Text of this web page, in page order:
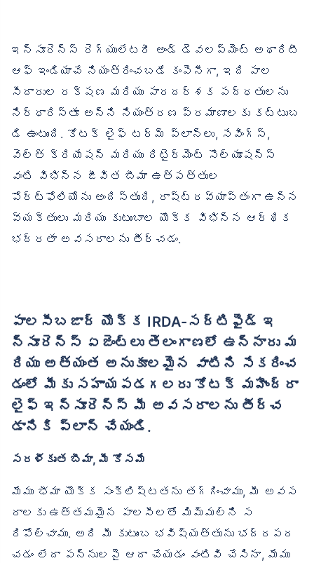
ఇన్సూరెన్స్ రెగ్యులేటరీ అండ్ డెవలప్‌మెంట్ అథారిటీ
ఆఫ్ ఇండియాచే నియంత్రించబడే కంపెనీగా, ఇది పాల
సీదారుల రక్షణ మరియు పారదర్శక పద్ధతులను
నిర్ధారిస్తూ అన్ని నియంత్రణ ప్రమాణాలకు కట్టుబ
డి ఉంటుంది. కోటక్ లైఫ్ టర్మ్ ప్లాన్‌లు, సేవింగ్స్,
వెల్త్ క్రియేషన్ మరియు రిటైర్మెంట్ సొల్యూషన్స్
వంటి విభిన్న జీవిత బీమా ఉత్పత్తుల
పోర్ట్‌ఫోలియోను అందిస్తుంది, రాష్ట్రవ్యాప్తంగా ఉన్న
వ్యక్తులు మరియు కుటుంబాల యొక్క విభిన్న ఆర్థిక
భద్రతా అవసరాలను తీర్చడం.
పాలసీబజార్ యొక్క IRDA-సర్టిఫైడ్ ఇ
న్సూరెన్స్ ఏజెంట్లు తెలంగాణలో ఉన్నారు మ
రియు అత్యంత అనుకూలమైన వాటిని సేకరించ
డంలో మీకు సహాయపడగలరు కోటక్ మహీంద్రా
లైఫ్ ఇన్సూరెన్స్ మీ అవసరాలను తీర్చ
డానికి ప్లాన్ చేయండి.
సరళీకృత బీమా, మీ కోసమే
మేము భీమా యొక్క సంక్లిష్టతను తగ్గించాము, మీ అవస
రాలకు ఉత్తమమైన పాలసీలతో మిమ్మల్ని స
రిపోల్చాము. అది మీ కుటుంబ భవిష్యత్తును భద్రపర
చడం లేదా పన్నులపై ఆదా చేయడం వంటివి చేసినా, మేము